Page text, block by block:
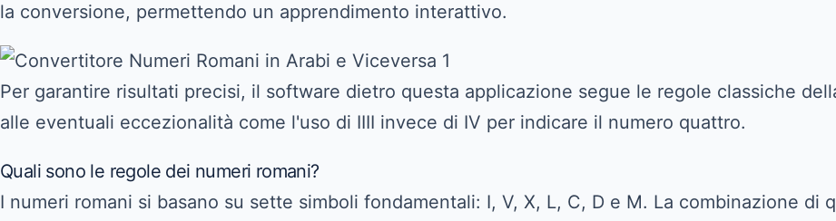
la conversione, permettendo un apprendimento interattivo.
Per garantire risultati precisi, il software dietro questa applicazione segue le regole classiche
alle eventuali eccezionalità come l'uso di IIII invece di IV per indicare il numero quattro.
Quali sono le regole dei numeri romani?
I numeri romani si basano su sette simboli fondamentali: I, V, X, L, C, D e M. La combinazione